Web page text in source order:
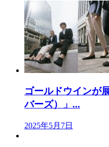
ゴールドウインが
バーズ）」...
2025年5月7日